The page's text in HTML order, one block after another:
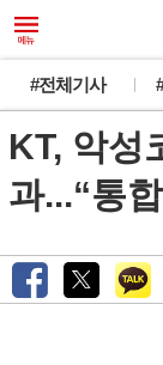
#전체기사
KT, 악성
과...“통